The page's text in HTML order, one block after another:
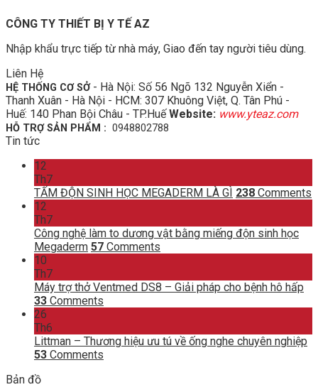
CÔNG TY THIẾT BỊ Y TẾ AZ
Nhập khẩu trực tiếp từ nhà máy, Giao đến tay người tiêu dùng.
Liên Hệ
HỆ THỐNG CƠ SỞ - Hà Nội: Số 56 Ngõ 132 Nguyễn Xiển -
Thanh Xuân - Hà Nội - HCM: 307 Khuông Việt, Q. Tân Phú -
Huế: 140 Phan Bội Châu - TP.HuếWebsite: www.yteaz.com
HỖ TRỢ SẢN PHẨM : 0948802788
Tin tức
12
Th7
TẤM ĐỘN SINH HỌC MEGADERM LÀ GÌ 238 Comments
12
Th7
Công nghệ làm to dương vật bằng miếng độn sinh học
Megaderm 57 Comments
10
Th7
Máy trợ thở Ventmed DS8 – Giải pháp cho bệnh hô hấp
33 Comments
26
Th6
Littman – Thương hiệu ưu tú về ống nghe chuyên nghiệp
53 Comments
Bản đồ